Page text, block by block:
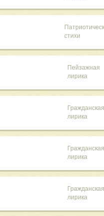
стихи
Пейзажная
лирика
Гражданская
лирика
Гражданская
лирика
Гражданская
лирика